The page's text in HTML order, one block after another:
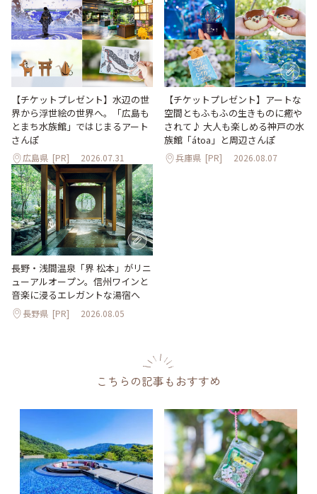
【チケットプレゼント】水辺の世
界から浮世絵の世界へ。「広島も
とまち水族館」ではじまるアート
さんぽ
広島県 [PR] 2026.07.31
【チケットプレゼント】アートな
空間ともふもふの生きものに癒や
されて♪ 大人も楽しめる神戸の水
族館「átoa」と周辺さんぽ
兵庫県 [PR] 2026.08.07
長野・浅間温泉「界 松本」がリニ
ューアルオープン。信州ワインと
音楽に浸るエレガントな湯宿へ
長野県 [PR] 2026.08.05
こちらの記事もおすすめ